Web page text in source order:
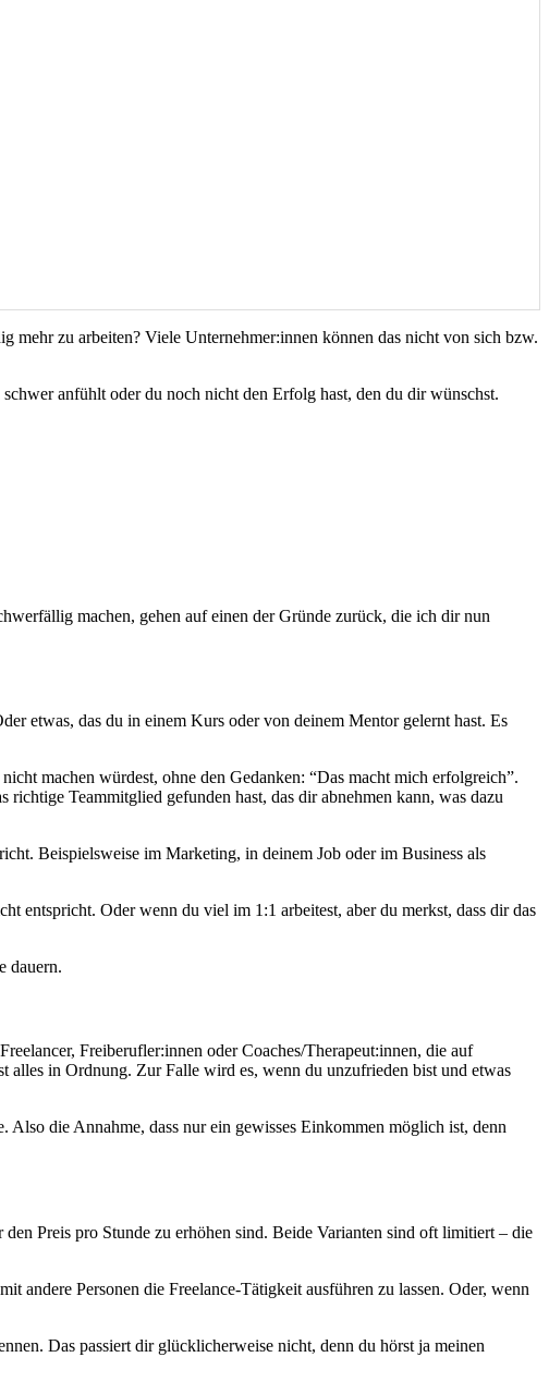
mehr zu arbeiten? Viele Unternehmer:innen können das nicht von sich bzw.
anfühlt oder du noch nicht den Erfolg hast, den du dir wünschst.
machen, gehen auf einen der Gründe zurück, die ich dir nun
etwas, das du in einem Kurs oder von deinem Mentor gelernt hast. Es
machen würdest, ohne den Gedanken: “Das macht mich erfolgreich”.
Teammitglied gefunden hast, das dir abnehmen kann, was dazu
Beispielsweise im Marketing, in deinem Job oder im Business als
entspricht. Oder wenn du viel im 1:1 arbeitest, aber du merkst, dass dir das
dauern.
Freiberufler:innen oder Coaches/Therapeut:innen, die auf
alles in Ordnung. Zur Falle wird es, wenn du unzufrieden bist und etwas
Also die Annahme, dass nur ein gewisses Einkommen möglich ist, denn
Preis pro Stunde zu erhöhen sind. Beide Varianten sind oft limitiert – die
andere Personen die Freelance-Tätigkeit ausführen zu lassen. Oder, wenn
Das passiert dir glücklicherweise nicht, denn du hörst ja meinen